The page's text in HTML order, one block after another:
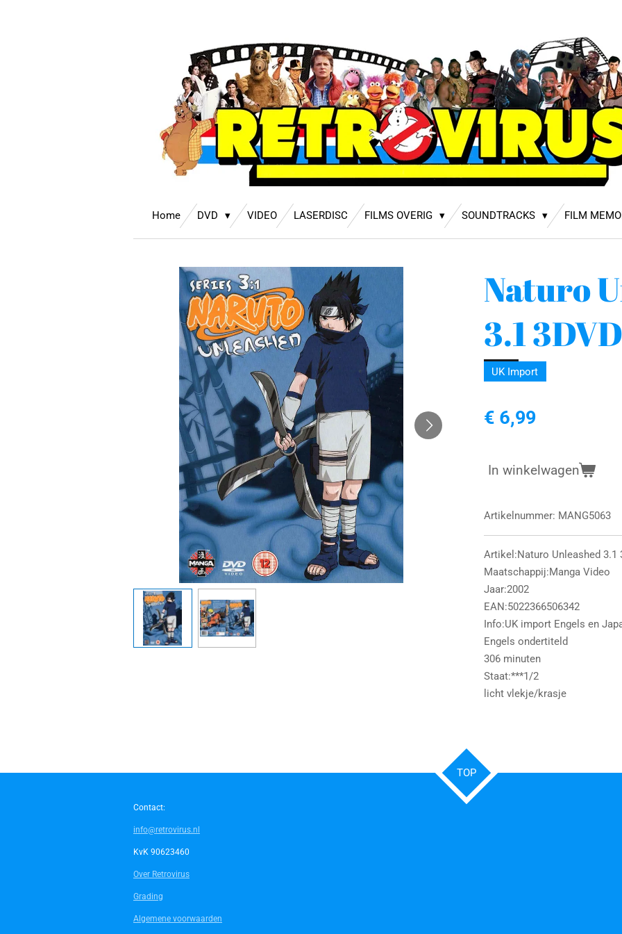
Home DVD VIDEO LASERDISC FILMS OVERIG SOUNDTRACKS FILM
Naturo
3.1 3DVD
UK Import
€ 6,99
In winkelwagen
Artikelnummer: MANG5063
Artikel:Naturo Unleashed 3.1
Maatschappij:Manga Video
Jaar:2002
EAN:5022366506342
Info:UK import Engels en
Engels ondertiteld
306 minuten
Staat:***1/2
licht vlekje/krasje
TOP
Contact:
info@retrovirus.nl
KvK 90623460
Over Retrovirus
Grading
Algemene voorwaarden